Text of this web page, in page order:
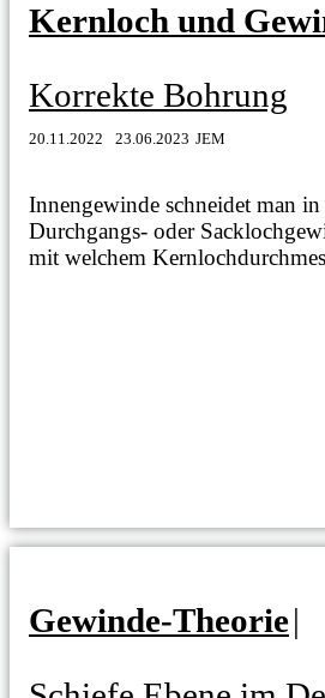
Kernloch und
Korrekte Bohrung
20.11.2022 23.06.2023 JEM
Innengewinde schneidet man
Durchgangs- oder
mit welchem
Gewinde-Theorie|